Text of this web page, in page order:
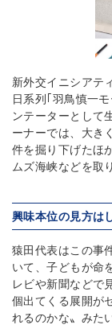
新外交イニシアテ
日系列｢羽鳥慎一
ンテーターとして
ーナーでは、大き
件を掘り下げたほ
ムズ海峡などを取
興味本位の見方は
猿田代表はこの事
いて、子どもが命
レビや新聞などで
個出てくる展開が
れるのかな〟みた